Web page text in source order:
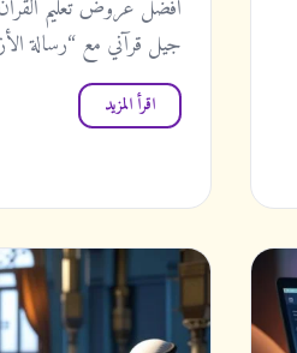
أفضل عروض تعليم القرآن
جيل قرآني مع “رسالة
اقرأ المزيد